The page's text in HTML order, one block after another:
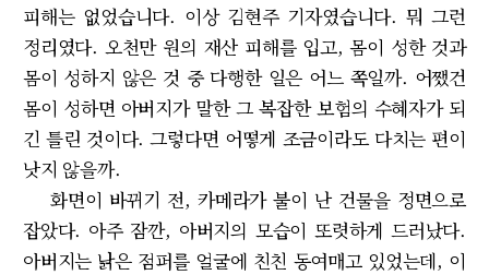
피해는 없었습니다. 이상 김현주 기자였습니다. 뭐 그런
정리였다. 오천만 원의 재산 피해를 입고, 몸이 성한 것과
몸이 성하지 않은 것 중 다행한 일은 어느 쪽일까. 어쨌건
몸이 성하면 아버지가 말한 그 복잡한 보험의 수혜자가 되
긴 틀린 것이다. 그렇다면 어떻게 조금이라도 다치는 편이
낫지 않을까.
화면이 바뀌기 전, 카메라가 불이 난 건물을 정면으로
잡았다. 아주 잠깐, 아버지의 모습이 또렷하게 드러났다.
아버지는 낡은 점퍼를 얼굴에 친친 동여매고 있었는데, 이